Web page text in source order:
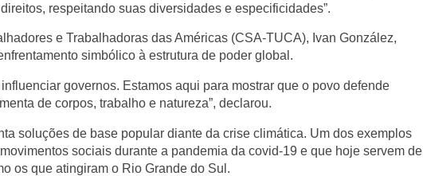
respeitando suas diversidades e especificidades”.
e Trabalhadoras das Américas (CSA-TUCA), Ivan González,
simbólico à estrutura de poder global.
governos. Estamos aqui para mostrar que o povo defende
de corpos, trabalho e natureza”, declarou.
soluções de base popular diante da crise climática. Um dos exemplos
sociais durante a pandemia da covid-19 e que hoje servem de
os que atingiram o Rio Grande do Sul.